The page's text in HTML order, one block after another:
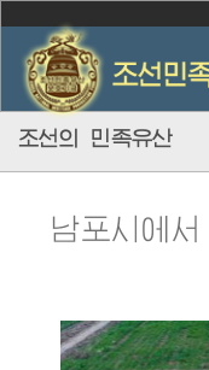
조선의 민족유산
남포시에